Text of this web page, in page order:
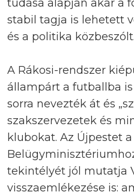
tudása alapján akár a
stabil tagja is lehetett
és a politika közbeszólt.
A Rákosi-rendszer
állampárt a futballba is
sorra nevezték át és
szakszervezetek és
klubokat. Az Újpestet a
tekintélyét jól mutatja
visszaemlékezése is: